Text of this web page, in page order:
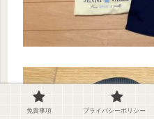
免責事項 プライバシーポリシー